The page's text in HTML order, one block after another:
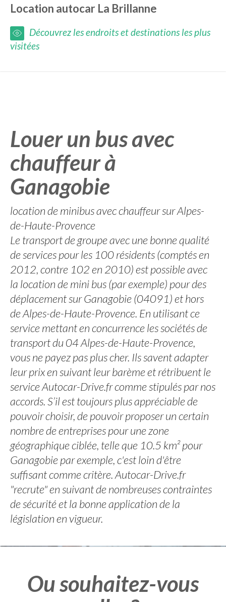
Location autocar La Brillanne
Découvrez les endroits et destinations les plus
visitées
Louer un bus avec
chauffeur à
Ganagobie
location de minibus avec chauffeur sur Alpes-
de-Haute-Provence
Le transport de groupe avec une bonne qualité
de services pour les 100 résidents (comptés en
2012, contre 102 en 2010) est possible avec
la location de mini bus (par exemple) pour des
déplacement sur Ganagobie (04091) et hors
de Alpes-de-Haute-Provence. En utilisant ce
service mettant en concurrence les sociétés de
transport du 04 Alpes-de-Haute-Provence,
vous ne payez pas plus cher. Ils savent adapter
leur prix en suivant leur barème et rétribuent le
service Autocar-Drive.fr comme stipulés par nos
accords. S’il est toujours plus appréciable de
pouvoir choisir, de pouvoir proposer un certain
nombre de entreprises pour une zone
géographique ciblée, telle que 10.5 km² pour
Ganagobie par exemple, c'est loin d'être
suffisant comme critère. Autocar-Drive.fr
"recrute" en suivant de nombreuses contraintes
de sécurité et la bonne application de la
législation en vigueur.
Ou souhaitez-vous